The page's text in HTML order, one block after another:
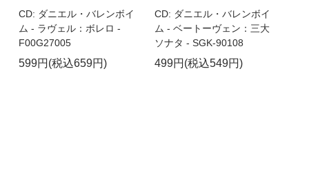
CD: ダニエル・バレンボイ
ム - ラヴェル：ボレロ -
F00G27005
599円(税込659円)
CD: ダニエル・バレンボイ
ム - ベートーヴェン：三大
ソナタ - SGK-90108
499円(税込549円)